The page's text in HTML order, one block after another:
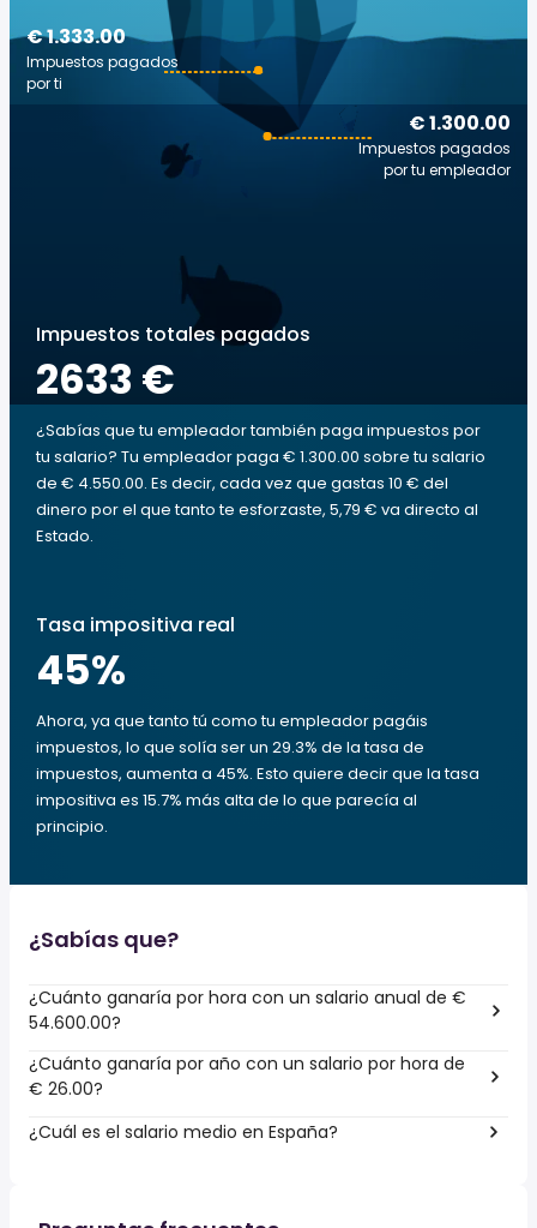
€ 1.300.00
Impuestos pagados
por tu empleador
€ 1.333.00
Impuestos pagados
por ti
Impuestos totales pagados
2633 €
¿Sabías que tu empleador también paga impuestos por
tu salario? Tu empleador paga € 1.300.00 sobre tu salario
de € 4.550.00. Es decir, cada vez que gastas 10 € del
dinero por el que tanto te esforzaste, 5,79 € va directo al
Estado.
Tasa impositiva real
45%
Ahora, ya que tanto tú como tu empleador pagáis
impuestos, lo que solía ser un 29.3% de la tasa de
impuestos, aumenta a 45%. Esto quiere decir que la tasa
impositiva es 15.7% más alta de lo que parecía al
principio.
¿Sabías que?
¿Cuánto ganaría por hora con un salario anual de €
54.600.00?
¿Cuánto ganaría por año con un salario por hora de
€ 26.00?
¿Cuál es el salario medio en España?